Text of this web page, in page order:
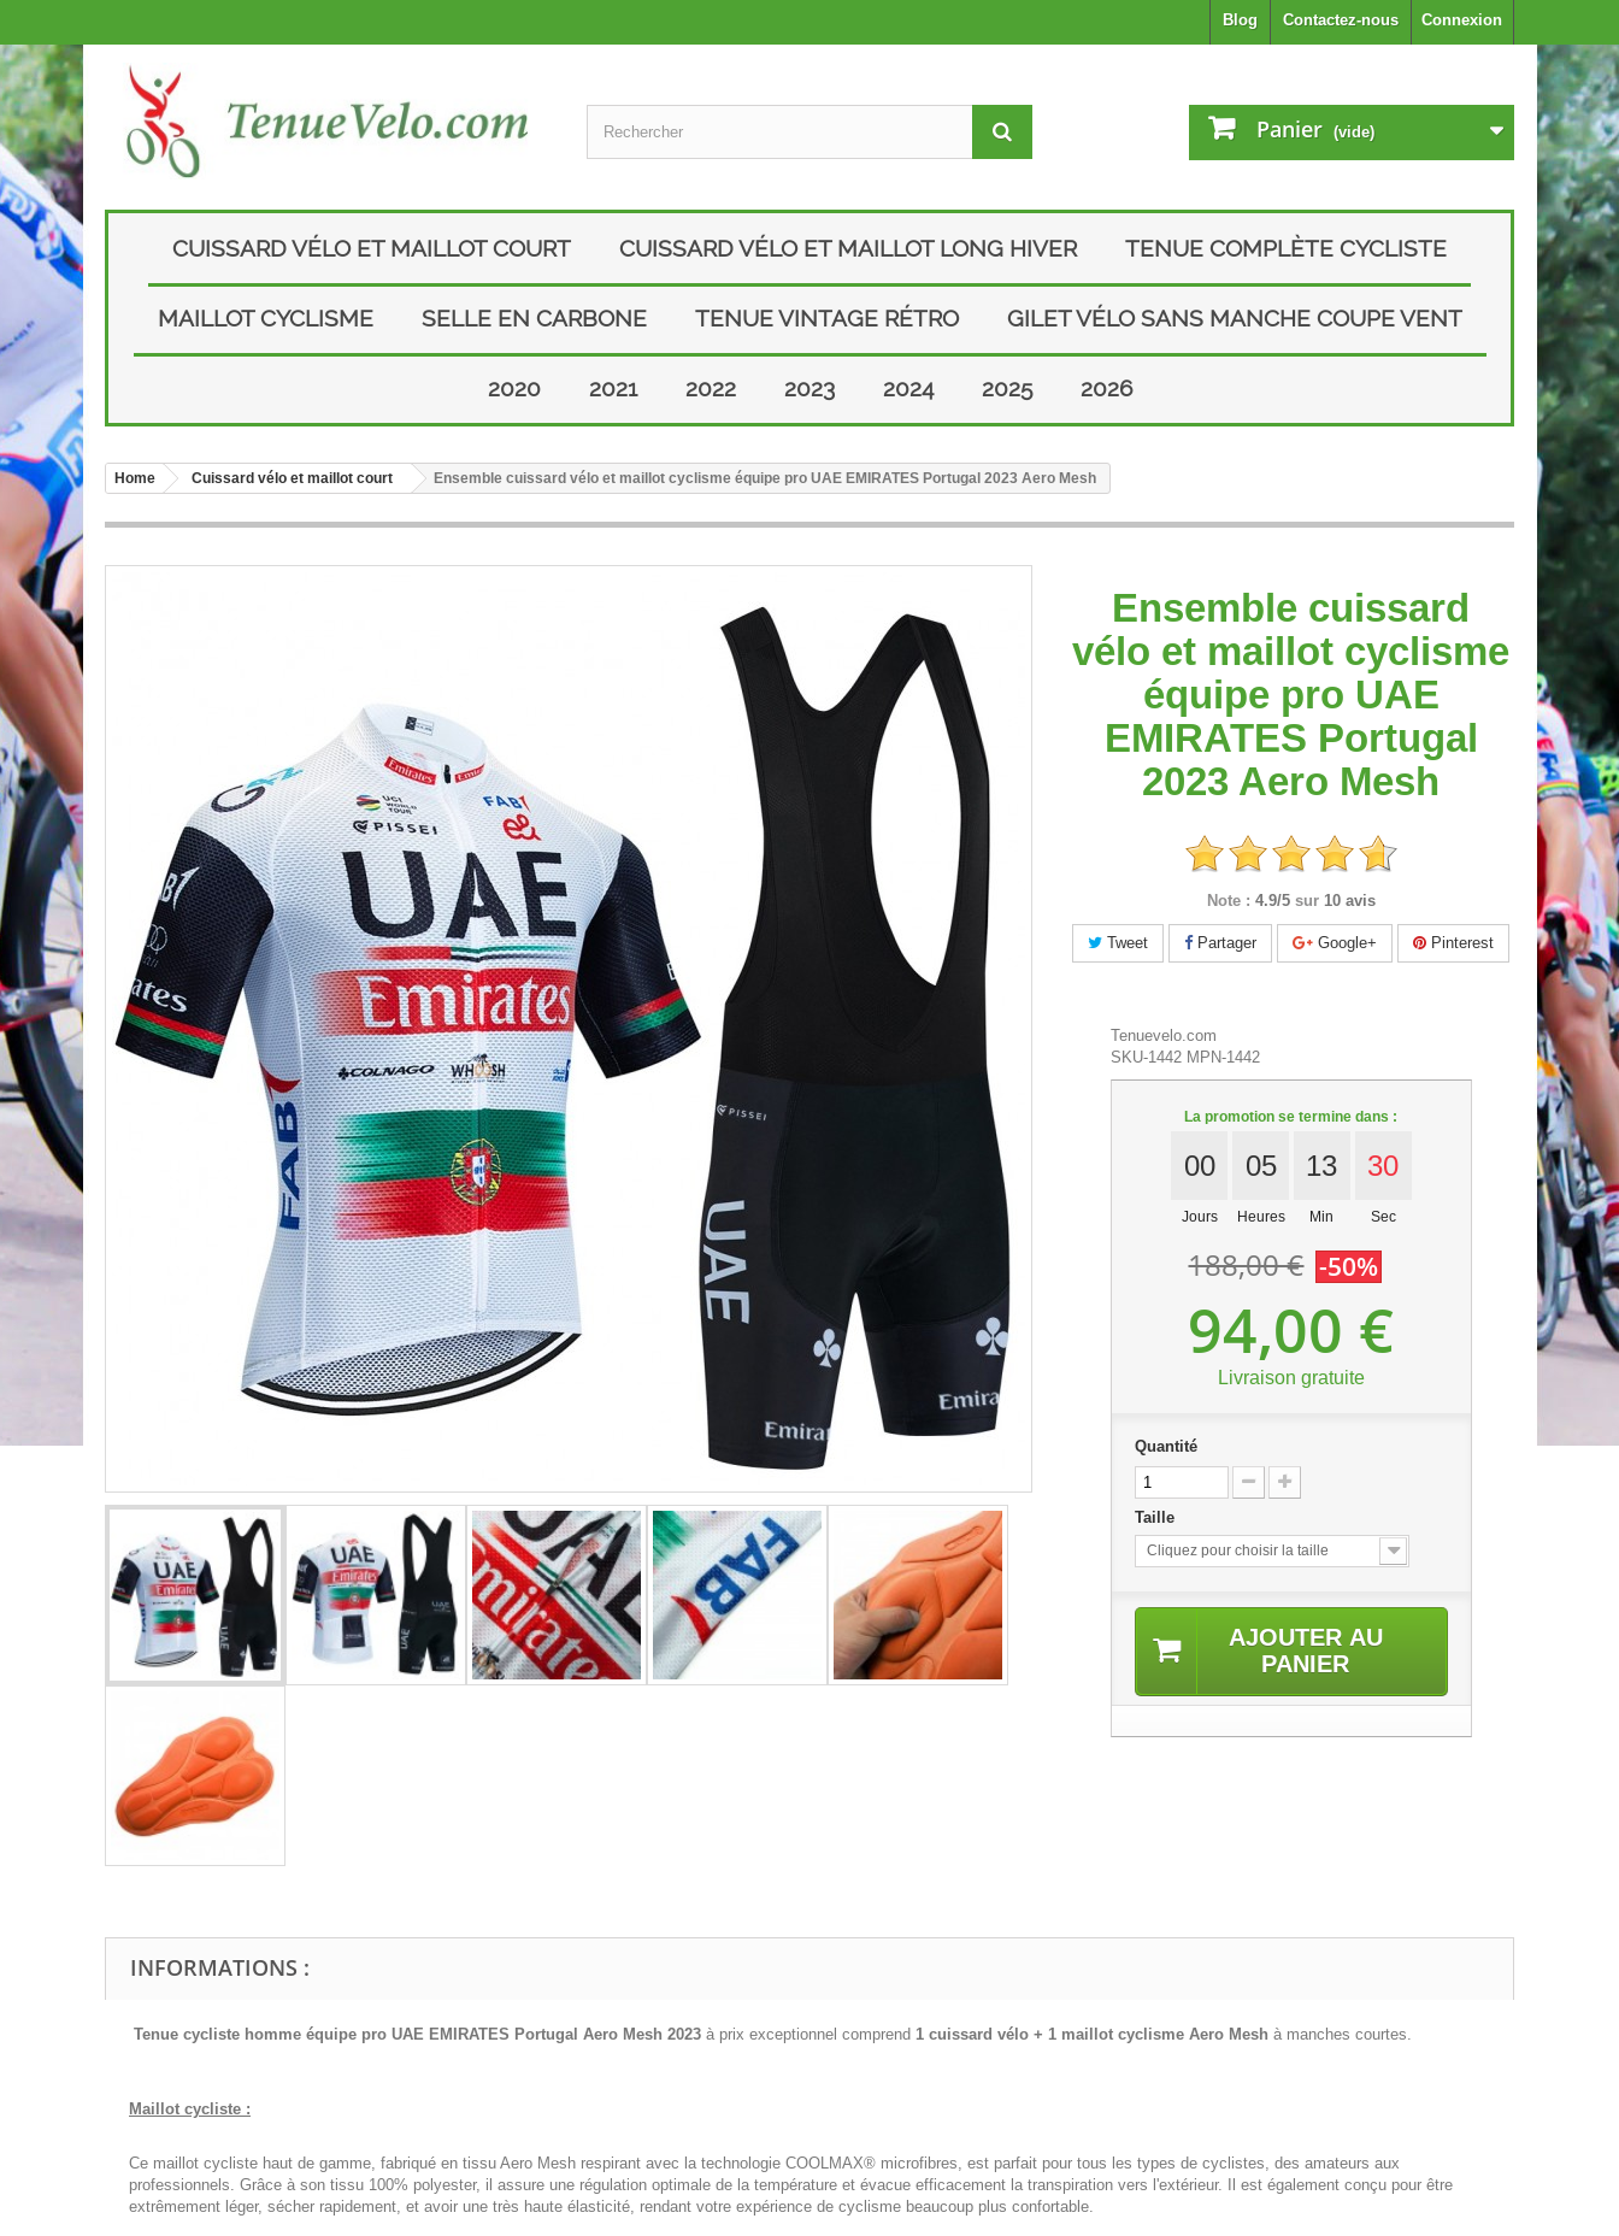
Connexion
Contactez-nous
Blog
Panier (vide)
CUISSARD VÉLO ET MAILLOT COURT CUISSARD VÉLO ET MAILLOT LONG HIVER TENUE COMPLÈTE CYCLISTE
MAILLOT CYCLISME SELLE EN CARBONE TENUE VINTAGE RÉTRO GILET VÉLO SANS MANCHE COUPE VENT
2020 2021 2022 2023 2024 2025 2026
Home Cuissard vélo et maillot court Ensemble cuissard vélo et maillot cyclisme équipe pro UAE EMIRATES Portugal 2023 Aero Mesh
Ensemble cuissard
vélo et maillot cyclisme
équipe pro UAE
EMIRATES Portugal
2023 Aero Mesh
Note : 4.9/5 sur 10 avis
Tweet Partager Google+ Pinterest
Tenuevelo.com
SKU-1442 MPN-1442
La promotion se termine dans :
00
Jours
05
Heures
13
Min
29
Sec
188,00 € -50%
94,00 €
Livraison gratuite
Quantité
Taille
Cliquez pour choisir la taille
AJOUTER AU
PANIER
INFORMATIONS :
Tenue cycliste homme équipe pro UAE EMIRATES Portugal Aero Mesh 2023 à prix exceptionnel comprend 1 cuissard vélo + 1 maillot cyclisme Aero Mesh à manches courtes.
Maillot cycliste :
Ce maillot cycliste haut de gamme, fabriqué en tissu Aero Mesh respirant avec la technologie COOLMAX® microfibres, est parfait pour tous les types de cyclistes, des amateurs aux
professionnels. Grâce à son tissu 100% polyester, il assure une régulation optimale de la température et évacue efficacement la transpiration vers l'extérieur. Il est également conçu pour être
extrêmement léger, sécher rapidement, et avoir une très haute élasticité, rendant votre expérience de cyclisme beaucoup plus confortable.